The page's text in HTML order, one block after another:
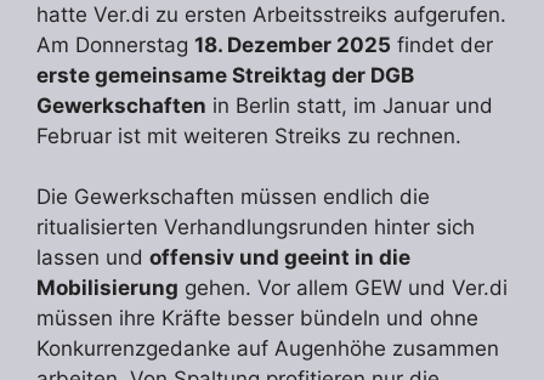
hatte Ver.di zu ersten Arbeitsstreiks aufgerufen.
Am Donnerstag 18. Dezember 2025 findet der
erste gemeinsame Streiktag der DGB
Gewerkschaften in Berlin statt, im Januar und
Februar ist mit weiteren Streiks zu rechnen.
Die Gewerkschaften müssen endlich die
ritualisierten Verhandlungsrunden hinter sich
lassen und offensiv und geeint in die
Mobilisierung gehen. Vor allem GEW und Ver.di
müssen ihre Kräfte besser bündeln und ohne
Konkurrenzgedanke auf Augenhöhe zusammen